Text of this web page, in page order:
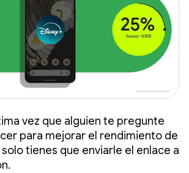
vez que alguien te pregunte
para mejorar el rendimiento de
tienes que enviarle el enlace a